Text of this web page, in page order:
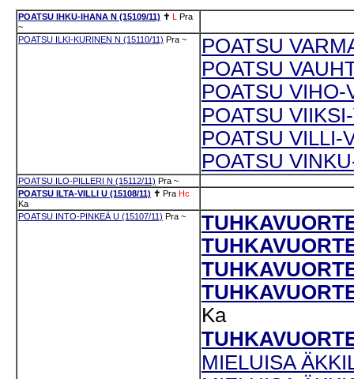
POATSU IHKU-IHANA N (15109/11) ✝
Pra
~
POATSU ILKI-KURINEN N (15110/11) Pra ~
POATSU
POATSU
POATSU
POATSU
POATSU VILLI-
POATSU
POATSU ILO-PILLERI N (15112/11) Pra ~
POATSU ILTA-VILLI U (15108/11) ✝ Pra Hc
Ka
POATSU INTO-PINKEÄ U (15107/11) Pra ~
Ka
MIELUISA